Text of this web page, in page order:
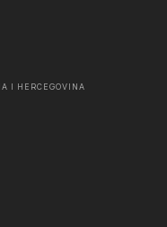
I HERCEGOVINA